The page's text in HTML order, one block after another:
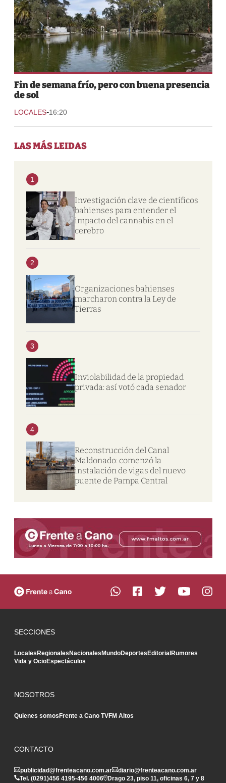
Fin de semana frío, pero con buena presencia
de sol
LOCALES-16:20
LAS MÁS LEIDAS
1
Investigación clave de científicos
bahienses para entender el
impacto del cannabis en el
cerebro
2
Organizaciones bahienses
marcharon contra la Ley de
Tierras
3
Inviolabilidad de la propiedad
privada: así votó cada senador
4
Reconstrucción del Canal
Maldonado: comenzó la
instalación de vigas del nuevo
puente de Pampa Central
SECCIONES
LocalesRegionalesNacionalesMundoDeportesEditorialRumores
Vida y OcioEspectáculos
NOSOTROS
Quienes somosFrente a Cano TVFM Altos
CONTACTO
publicidad@frenteacano.com.ar
diario@frenteacano.com.ar
Tel. (0291)456 4195-456 4006 Drago 23, piso 11, oficinas 6, 7 y 8